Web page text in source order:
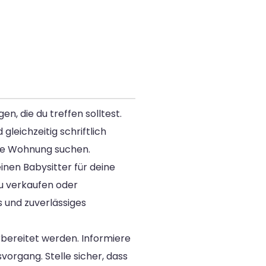
die du treffen solltest.
gleichzeitig schriftlich
Wohnung suchen.
Babysitter für deine
verkaufen oder
zuverlässiges
werden. Informiere
Stelle sicher, dass